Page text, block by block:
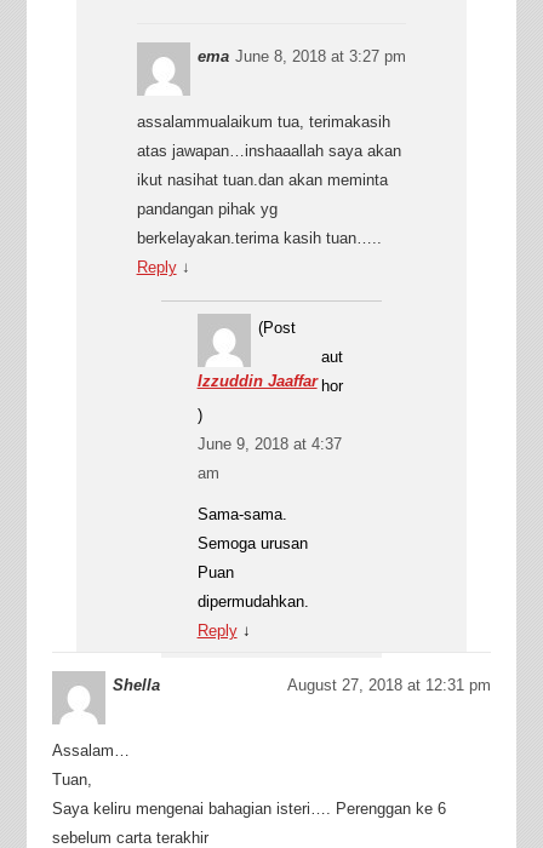
ema June 8, 2018 at 3:27 pm
assalammualaikum tua, terimakasih
atas jawapan…inshaaallah saya akan
ikut nasihat tuan.dan akan meminta
pandangan pihak yg
berkelayakan.terima kasih tuan…..
Reply ↓
Izzuddin Jaaffar
(Post
aut
hor
)
June 9, 2018 at 4:37
am
Sama-sama.
Semoga urusan
Puan
dipermudahkan.
Reply ↓
Shella August 27, 2018 at 12:31 pm
Assalam…
Tuan,
Saya keliru mengenai bahagian isteri…. Perenggan ke 6
sebelum carta terakhir